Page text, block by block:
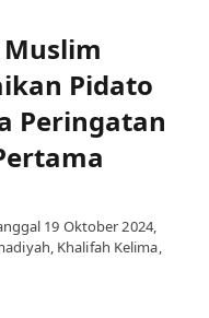
Pidato
Peringatan
19 Oktober 2024,
Khalifah Kelima,